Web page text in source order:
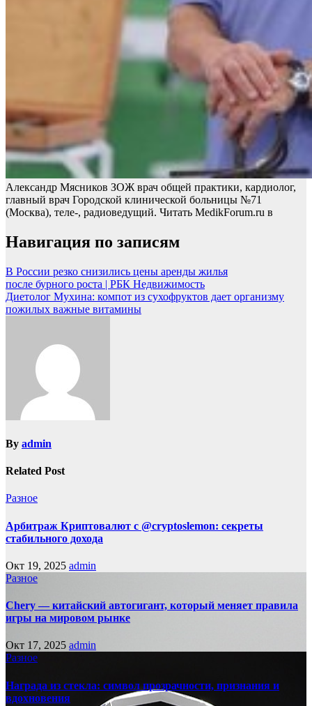
Александр Мясников ЗОЖ врач общей практики, кардиолог,
главный врач Городской клинической больницы №71
(Москва), теле-, радиоведущий. Читать MedikForum.ru в
Навигация по записям
В России резко снизились цены аренды жилья
после бурного роста | РБК Недвижимость
Диетолог Мухина: компот из сухофруктов дает организму
пожилых важные витамины
By admin
Related Post
Разное
Арбитраж Криптовалют с @cryptoslemon: секреты
стабильного дохода
Окт 19, 2025 admin
Разное
Chery — китайский автогигант, который меняет правила
игры на мировом рынке
Окт 17, 2025 admin
Разное
Награда из стекла: символ прозрачности, признания и
вдохновения